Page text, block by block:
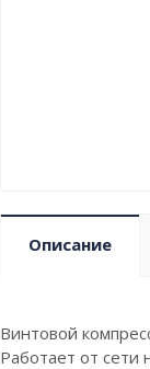
Описание
Винтовой
Работает от